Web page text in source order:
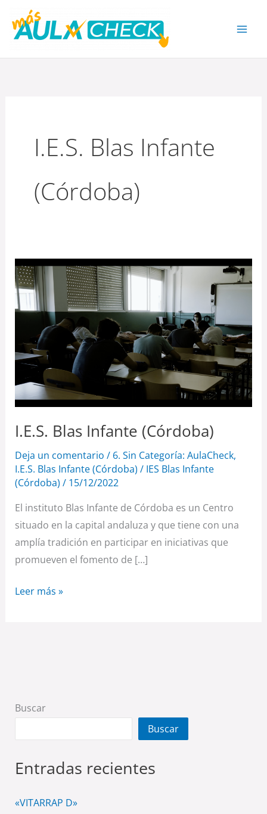
contenido
I.E.S. Blas Infante
(Córdoba)
I.E.S. Blas Infante (Córdoba)
Deja un comentario / 6. Sin Categoría: AulaCheck,
I.E.S. Blas Infante (Córdoba) / IES Blas Infante
(Córdoba) / 15/12/2022
El instituto Blas Infante de Córdoba es un Centro
situado en la capital andaluza y que tiene con una
amplía tradición en participar en iniciativas que
promueven el fomento de […]
I.E.S.
Blas
Infante
(Córdoba)
Leer más »
Buscar
Buscar
Entradas recientes
«VITARRAP D»